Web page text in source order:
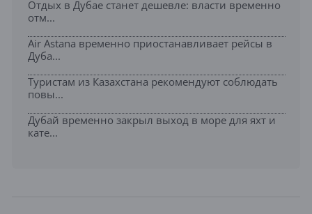
Отдых в Дубае станет дешевле: власти временно
отм...
Air Astana временно приостанавливает рейсы в
Дуба...
Туристам из Казахстана рекомендуют соблюдать
повы...
Дубай временно закрыл выход в море для яхт и
кате...